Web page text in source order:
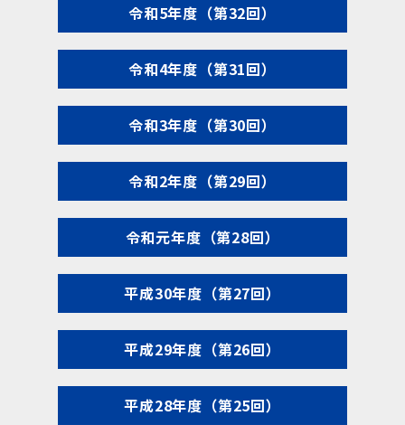
令和5年度（第32回）
令和4年度（第31回）
令和3年度（第30回）
令和2年度（第29回）
令和元年度（第28回）
平成30年度（第27回）
平成29年度（第26回）
平成28年度（第25回）